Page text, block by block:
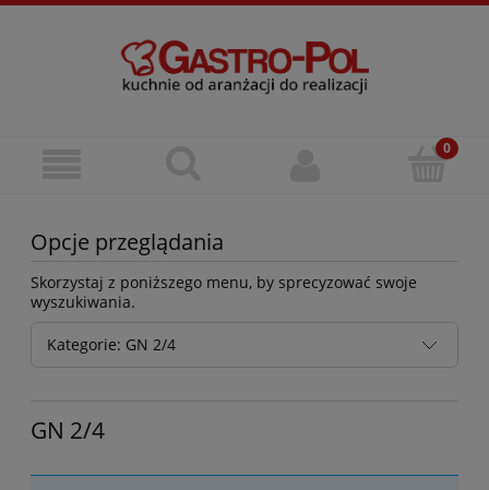
Opcje przeglądania
Skorzystaj z poniższego menu, by sprecyzować swoje
wyszukiwania.
Kategorie: GN 2/4
GN 2/4